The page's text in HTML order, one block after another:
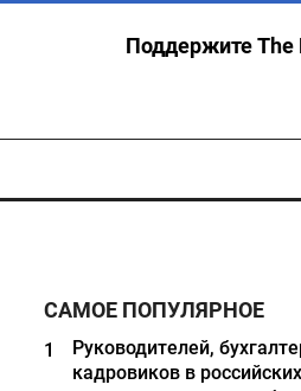
Поддержите The
САМОЕ ПОПУЛЯРНОЕ
1
Руководителей,
кадровиков в